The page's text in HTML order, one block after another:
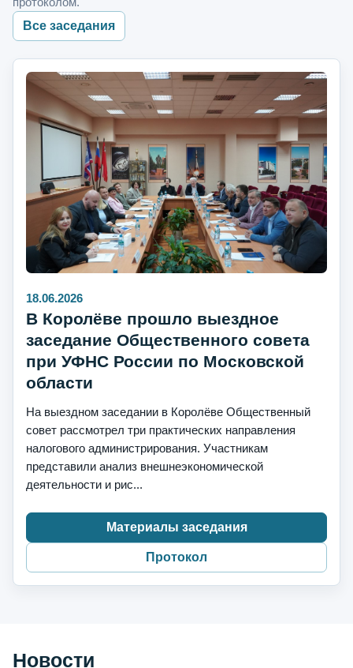
Все заседания
18.06.2026
В Королёве прошло выездное
заседание Общественного совета
при УФНС России по Московской
области
На выездном заседании в Королёве Общественный
совет рассмотрел три практических направления
налогового администрирования. Участникам
представили анализ внешнеэкономической
деятельности и рис...
Материалы заседания
Протокол
Новости